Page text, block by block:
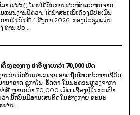
າ (ສສກ), ໂດຍໄດ້ຮັບການສະໜັບສະໜູນຈາກ
ຜນງານບີຄວາ, ໄດ້ນຳສະເໜີເຄື່ອງມືປະເມີນ
ານໃນວັນທີ 4 ສິງຫາ 2026. ກອງປະຊຸມແມ່ນ
ານ ປອ...
ງຂອງກາງ ຢາອີ ຫຼາຍກວ່າ 70,000 ເມັດ
ານວ່າ ນັກບິນມາເລເຊຍ ອາດຖືກໂທດປະຫານຊີວິດ
າຊາດ ຊູກາໂນ-ຮັດຕາ ໃນນະຄອນຫຼວງຈາກາ
າອີ ຫຼາຍກວ່າ 70,000 ເມັດ ເຊື່ອງຢູ່ໃນກະເປົາ
າ ນັກບິນມີສານເສບຕິດໃນຮ່າງກາຍ ຂະນະ
ານ...